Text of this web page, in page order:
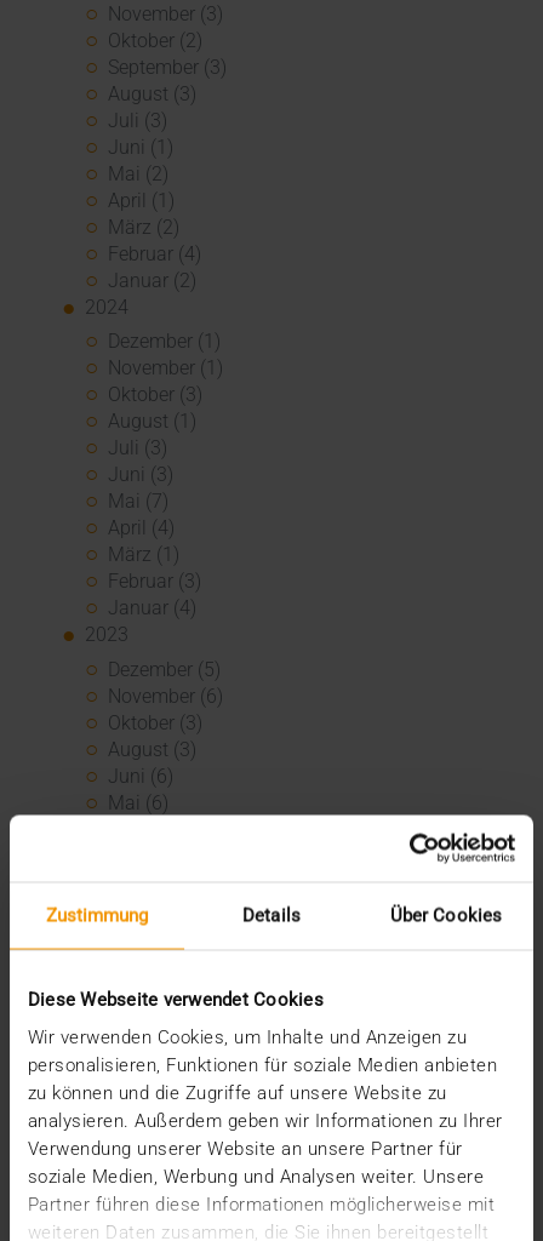
Zustimmung Details Über Cookies
Diese Webseite verwendet Cookies
Wir verwenden Cookies, um Inhalte und Anzeigen zu
personalisieren, Funktionen für soziale Medien anbieten
zu können und die Zugriffe auf unsere Website zu
analysieren. Außerdem geben wir Informationen zu Ihrer
Verwendung unserer Website an unsere Partner für
soziale Medien, Werbung und Analysen weiter. Unsere
Partner führen diese Informationen möglicherweise mit
weiteren Daten zusammen, die Sie ihnen bereitgestellt
November (3)
Oktober (2)
September (3)
August (3)
Juli (3)
Juni (1)
Mai (2)
April (1)
März (2)
Februar (4)
Januar (2)
2024
Dezember (1)
November (1)
Oktober (3)
August (1)
Juli (3)
Juni (3)
Mai (7)
April (4)
März (1)
Februar (3)
Januar (4)
2023
Dezember (5)
November (6)
Oktober (3)
August (3)
Juni (6)
Mai (6)
Januar (3)
November (3)
Juli (1)
Juni (8)
Mai (9)
April (3)
März (1)
Februar (1)
Januar (4)
2021